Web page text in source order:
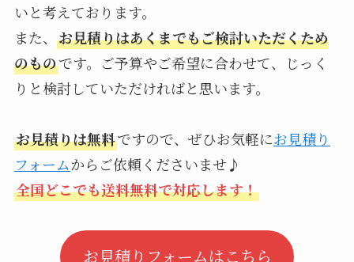
いと考えております。
また、 お見積りはあくまでもご検討いただくため
のものです。ご予算やご希望に合わせて、じっく
りと検討していただければと思います。
お見積りは無料ですので、ぜひお気軽にお見積り
フォームからご依頼くださいませ♪
全国どこでも送料無料で対応します！
お見積りフォームはこちら